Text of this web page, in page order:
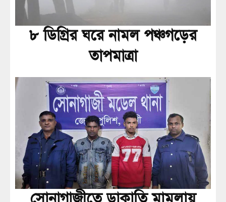
৮ ডিগ্রির ঘরে নামল পঞ্চগড়ের
তাপমাত্রা